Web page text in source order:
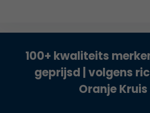
100+ kwaliteits
geprijsd | volgens
Oranje Kruis